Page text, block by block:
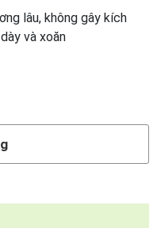
lâu, không gây kích
và xoăn